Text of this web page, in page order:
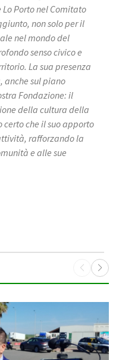
Lo Porto nel Comitato
non solo per il
nel mondo del
senso civico e
La sua presenza
anche sul piano
Fondazione: il
della cultura della
certo che il suo apporto
rafforzando la
e alle sue